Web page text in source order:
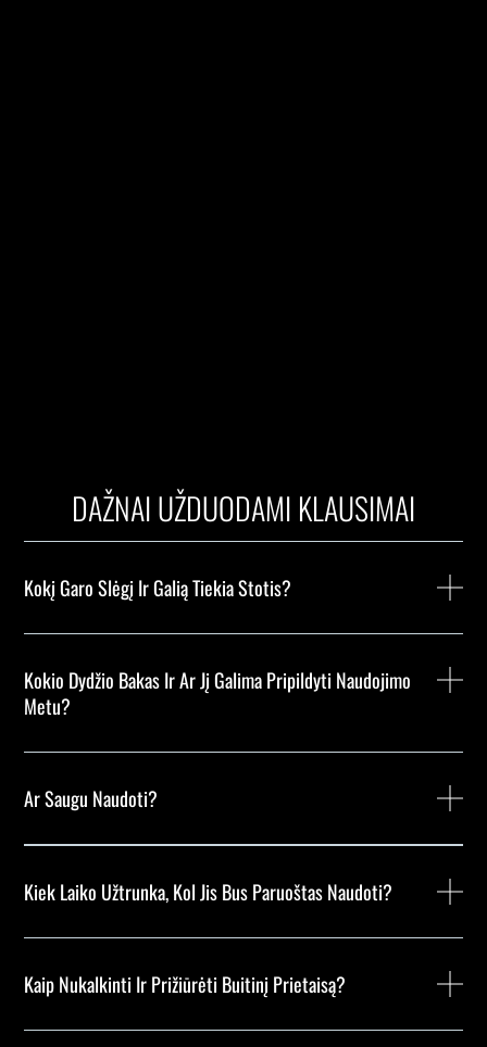
DAŽNAI UŽDUODAMI KLAUSIMAI
Kokį Garo Slėgį Ir Galią Tiekia Stotis?
Kokio Dydžio Bakas Ir Ar Jį Galima Pripildyti Naudojimo
Metu?
Ar Saugu Naudoti?
Kiek Laiko Užtrunka, Kol Jis Bus Paruoštas Naudoti?
Kaip Nukalkinti Ir Prižiūrėti Buitinį Prietaisą?